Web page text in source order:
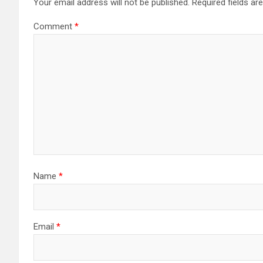
Your email address will not be published. Required fields
Comment *
Name *
Email *